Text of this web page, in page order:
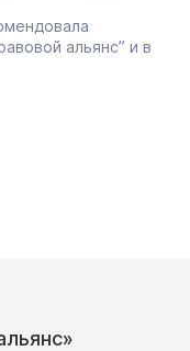
альянс” и в